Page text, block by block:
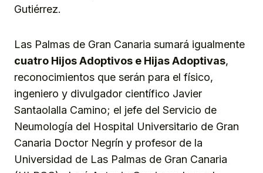
Gutiérrez.
Las Palmas de Gran Canaria sumará igualmente
cuatro Hijos Adoptivos e Hijas Adoptivas,
reconocimientos que serán para el físico,
ingeniero y divulgador científico Javier
Santaolalla Camino; el jefe del Servicio de
Neumología del Hospital Universitario de Gran
Canaria Doctor Negrín y profesor de la
Universidad de Las Palmas de Gran Canaria